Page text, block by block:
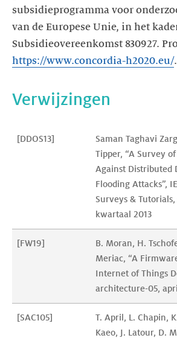
subsidieprogramma voor
van de Europese Unie, in het
Subsidieovereenkomst 830927.
https://www.concordia-h2020.eu/.
Verwijzingen
[DDOS13]
Saman Taghavi
Tipper, “A Survey
Against Distributed
Flooding Attacks”,
Surveys &
kwartaal 2013
[FW19]
B. Moran, H.
Meriac, “A
Internet of Things
architecture-05,
[SAC105]
T. April, L. Chapin,
Kaeo, J. Latour, D.